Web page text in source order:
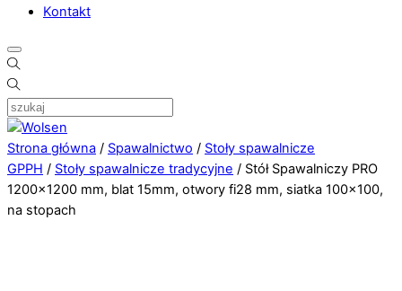
Kontakt
Strona główna / Spawalnictwo / Stoły spawalnicze
GPPH / Stoły spawalnicze tradycyjne / Stół Spawalniczy PRO
1200×1200 mm, blat 15mm, otwory fi28 mm, siatka 100×100,
na stopach